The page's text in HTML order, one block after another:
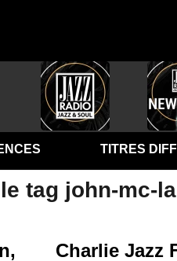
TITRES
tag john-mc-
Charlie Jazz